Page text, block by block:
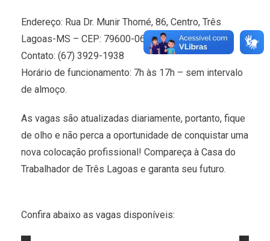
Endereço: Rua Dr. Munir Thomé, 86, Centro, Três
Lagoas-MS – CEP: 79600-060
Contato: (67) 3929-1938
Horário de funcionamento: 7h às 17h – sem intervalo
de almoço.
As vagas são atualizadas diariamente, portanto, fique
de olho e não perca a oportunidade de conquistar uma
nova colocação profissional! Compareça à Casa do
Trabalhador de Três Lagoas e garanta seu futuro.
Confira abaixo as vagas disponíveis: